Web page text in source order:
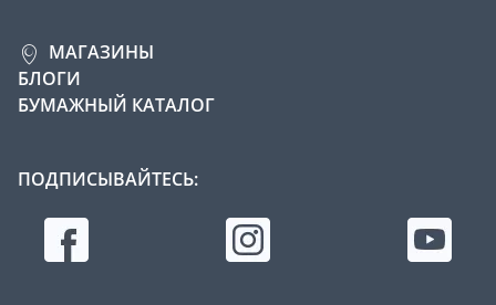
МАГАЗИНЫ
БЛОГИ
БУМАЖНЫЙ КАТАЛОГ
ПОДПИСЫВАЙТЕСЬ: